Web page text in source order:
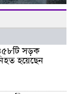
সড়ক
হয়েছেন